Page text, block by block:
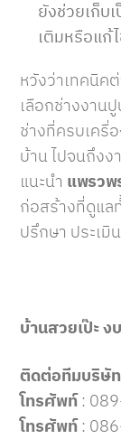
ยังช่วยเก็บ
เติมหรือแก้
หวังว่าเทคนิค
เลือกช่างงาน
ช่างที่ครบเครื่
บ้าน ไปจนถึงง
แนะนำ แพรวพ
ก่อสร้างที่ดูแล
ปรึกษา ประเ
บ้านสวยเป๊ะ ง
ติดต่อทีมบริษั
โทรศัพท์:
โทรศัพท์: